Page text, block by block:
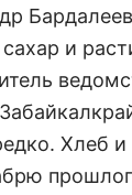
и
Хлеб